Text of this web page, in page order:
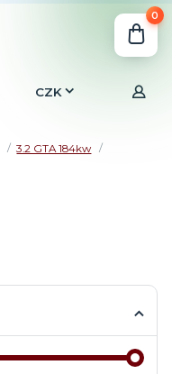
CZK
0
3.2 GTA 184kw